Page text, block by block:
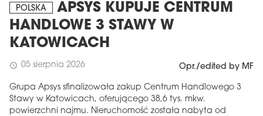
POLSKA
APSYS KUPUJE CENTRUM
HANDLOWE 3 STAWY W
KATOWICACH
schedule 05 sierpnia 2026 Opr./edited by MF
Grupa Apsys sfinalizowała zakup Centrum Handlowego 3
Stawy w Katowicach, oferującego 38,6 tys. mkw.
powierzchni najmu. Nieruchomość została nabyta od